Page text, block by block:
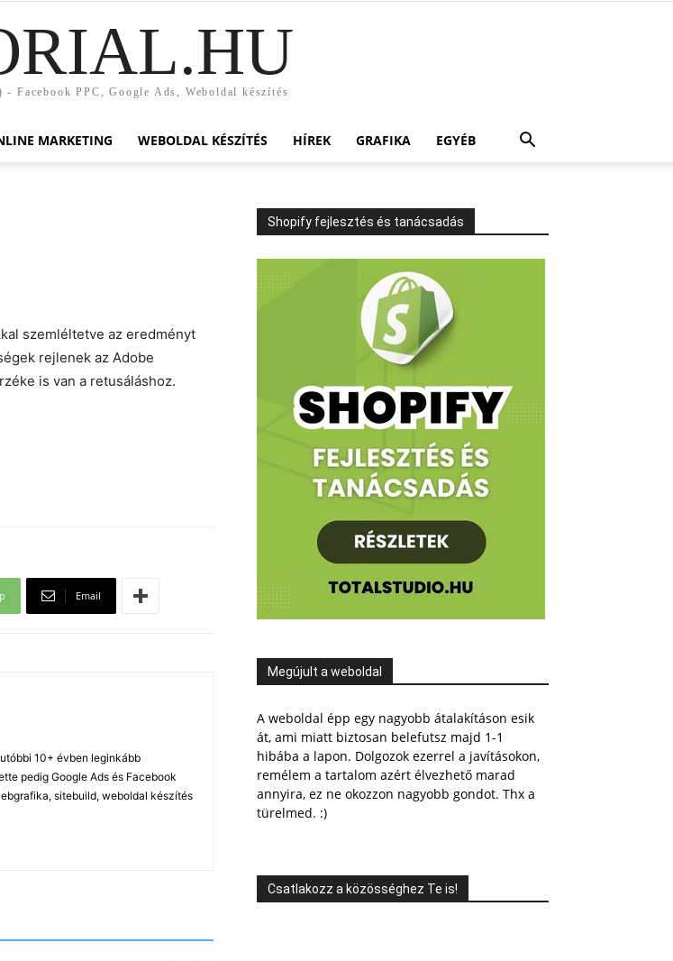
- Facebook PPC, Google Ads, Weboldal készítés
MARKETING WEBOLDAL KÉSZÍTÉS HÍREK GRAFIKA EGYÉB
szemléltetve az eredményt
rejlenek az Adobe
is van a retusáláshoz.
Email
10+ évben leginkább
pedig Google Ads és Facebook
sitebuild, weboldal készítés
Shopify fejlesztés és tanácsadás
Megújult a weboldal
A weboldal épp egy nagyobb átalakításon esik
át, ami miatt biztosan belefutsz majd 1-1
hibába a lapon. Dolgozok ezerrel a javításokon,
remélem a tartalom azért élvezhető marad
annyira, ez ne okozzon nagyobb gondot. Thx a
türelmed. :)
Csatlakozz a közösséghez Te is!